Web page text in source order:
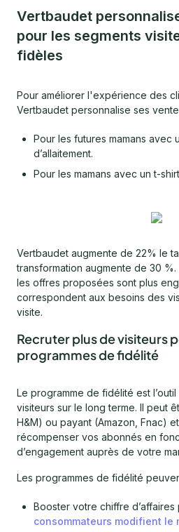
Vertbaudet
pour les segments
fidèles
Pour améliorer l'expérience des
Vertbaudet personnalise ses
Pour les futures mamans
d’allaitement.
Pour les mamans avec un t-
​Vertbaudet augmente de 22% le
transformation augmente de 30
les offres proposées sont plus
correspondent aux besoins des
visite.
Recruter plus de visiteurs
programmes de fidélité
Le programme de fidélité est
visiteurs sur le long terme. Il peut
H&M) ou payant (Amazon, Fnac)
récompenser vos abonnés en
d’engagement auprès de votre
Les programmes de fidélité
Booster votre chiffre d’affaires
consommateurs modifient le